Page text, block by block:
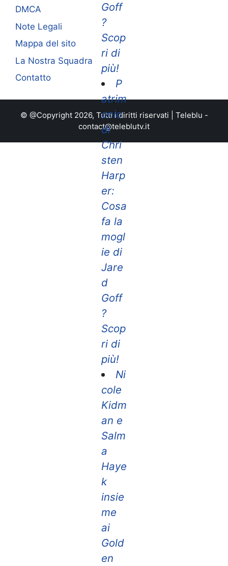
Goff
?
Scop
ri di
più!
P
atrim
onio
di
Chri
sten
Harp
er:
Cosa
fa la
mogl
ie di
Jare
d
Goff
?
Scop
ri di
più!
Ni
cole
Kidm
an e
Salm
a
Haye
k
insie
me
ai
Gold
en
DMCA
Note Legali
Mappa del sito
La Nostra Squadra
Contatto
© @Copyright 2026, Tutti i diritti riservati | Teleblu -
contact@teleblutv.it